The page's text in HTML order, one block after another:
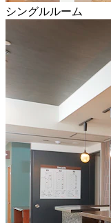
シングルルーム